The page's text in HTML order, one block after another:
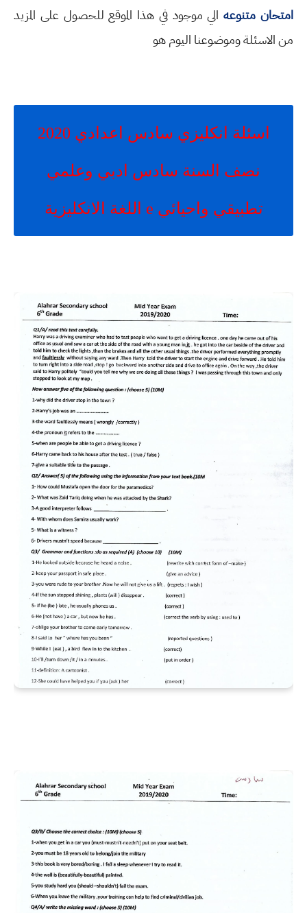
امتحان متنوعهالي موجود في هذا الموقع للحصول على المزيد
من الاسئلة وموضوعنا اليوم هو
اسئلة انكليزي سادس اعدادي 2020
نصف السنة سادس ادبي وعلمي
تطبيقي واحيائي e اللغة الانكليزية